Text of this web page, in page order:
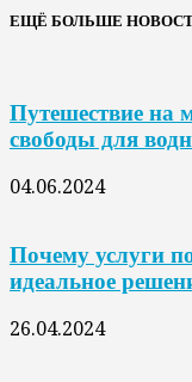
ЕЩЁ БОЛЬШЕ
Путешествие на
свободы для
04.06.2024
Почему услуги
идеальное
26.04.2024